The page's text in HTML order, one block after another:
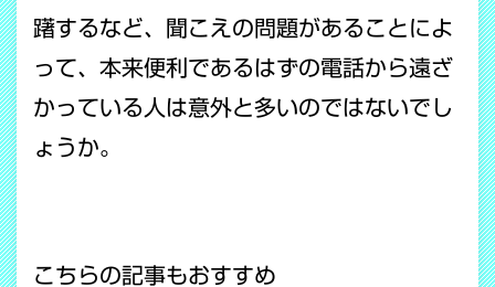
躇するなど、聞こえの問題があることによ
って、本来便利であるはずの電話から遠ざ
かっている人は意外と多いのではないでし
ょうか。
こちらの記事もおすすめ